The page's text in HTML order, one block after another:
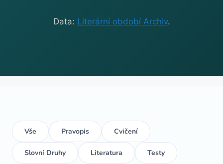
Data: Literární období Archiv.
Vše Pravopis Cvičení
Slovní Druhy Literatura Testy